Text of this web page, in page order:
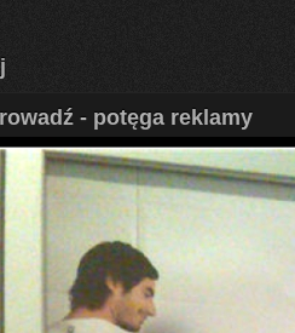
- potęga reklamy